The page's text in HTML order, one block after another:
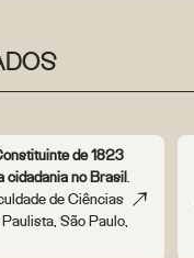
de 1823
cidadania no Brasil.
de Ciências
São Paulo,